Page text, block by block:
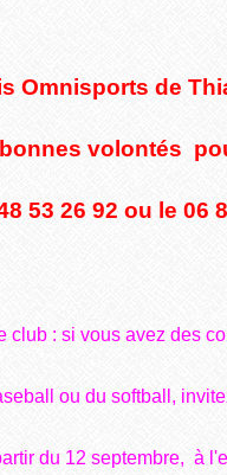
Omnisports de
volontés
53 26 92 ou le 06
club : si vous avez des
ou du softball,
du 12 septembre, à